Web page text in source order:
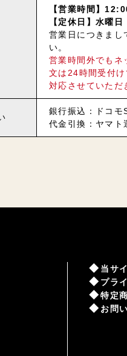
【営業時間】
【定休日】水曜日
営業日につきまし
い。
営業時間外でもネ
文は24時間受付
対応させていただ
銀行振込：ドコモ
代金引換：ヤマト
当サ
プラ
特定
お問